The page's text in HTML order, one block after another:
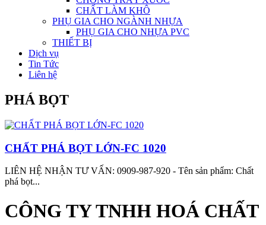
CHẤT LÀM KHÔ
PHỤ GIA CHO NGÀNH NHỰA
PHỤ GIA CHO NHỰA PVC
THIẾT BỊ
Dịch vụ
Tin Tức
Liên hệ
PHÁ BỌT
CHẤT PHÁ BỌT LỚN-FC 1020
LIÊN HỆ NHẬN TƯ VẤN: 0909-987-920 - Tên sản phẩm: Chất
phá bọt...
CÔNG TY TNHH HOÁ CHẤT